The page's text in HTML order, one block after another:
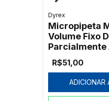
Dyrex
Micropipeta
Volume Fixo
R$51,00
ADICIONAR